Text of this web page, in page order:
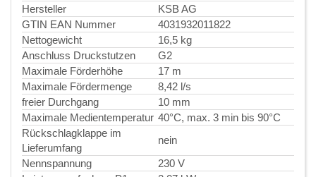
Hersteller
KSB AG
GTIN EAN Nummer
4031932011822
Nettogewicht
16,5 kg
Anschluss Druckstutzen
G2
Maximale Förderhöhe
17 m
Maximale Fördermenge
8,42 l/s
freier Durchgang
10 mm
Maximale Medientemperatur 40°C, max. 3 min bis 90°C
Rückschlagklappe im
Lieferumfang
nein
Nennspannung
230 V